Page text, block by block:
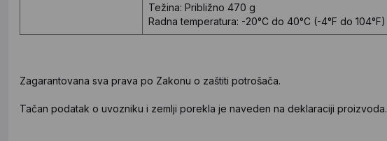
Težina: Približno 470 g
Radna temperatura: -20°C do 40°C (-4°F do 104°F)
Zagarantovana sva prava po Zakonu o zaštiti potrošača.
Tačan podatak o uvozniku i zemlji porekla je naveden na deklaraciji proizvoda.